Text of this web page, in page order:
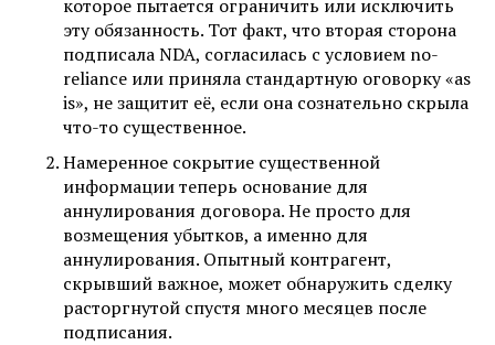
которое пытается ограничить или исключить
эту обязанность. Тот факт, что вторая сторона
подписала NDA, согласилась с условием no-
reliance или приняла стандартную оговорку «as
is», не защитит её, если она сознательно скрыла
что-то существенное.
Намеренное сокрытие существенной
информации теперь основание для
аннулирования договора. Не просто для
возмещения убытков, а именно для
аннулирования. Опытный контрагент,
скрывший важное, может обнаружить сделку
расторгнутой спустя много месяцев после
подписания.